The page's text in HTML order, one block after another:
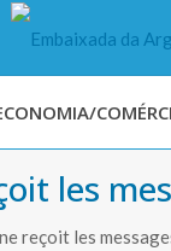
les
reçoit les